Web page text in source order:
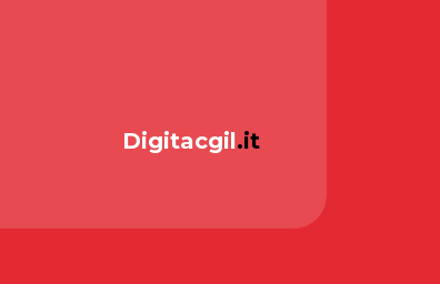
Digitacgil.it